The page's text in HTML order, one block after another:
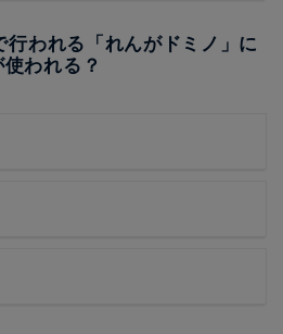
われる「れんがドミノ」に
われる？